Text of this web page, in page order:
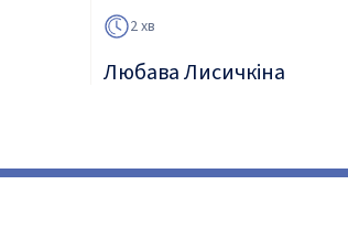
2 хв
Любава Лисичкіна